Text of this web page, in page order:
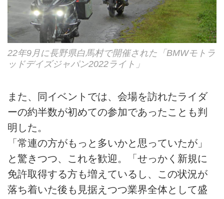
22年9月に長野県白馬村で開催された「BMWモトラ
ッドデイズジャパン2022ライト」
また、同イベントでは、会場を訪れたライダ
ーの約半数が初めての参加であったことも判
明した。
「常連の方がもっと多いかと思っていたが」
と驚きつつ、これを歓迎。「せっかく新規に
免許取得する方も増えているし、この状況が
落ち着いた後も見据えつつ業界全体として盛